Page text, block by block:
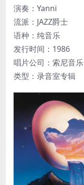
演奏：Yanni
流派：JAZZ爵士
语种：纯音乐
发行时间：1986
唱片公司：索尼音乐
类型：录音室专辑